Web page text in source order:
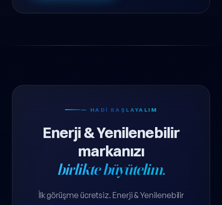
— HADI BAŞLAYALIM
Enerji & Yenilenebilir
markanızı
birlikte büyütelim.
İlk görüşme ücretsiz. Enerji & Yenilenebilir